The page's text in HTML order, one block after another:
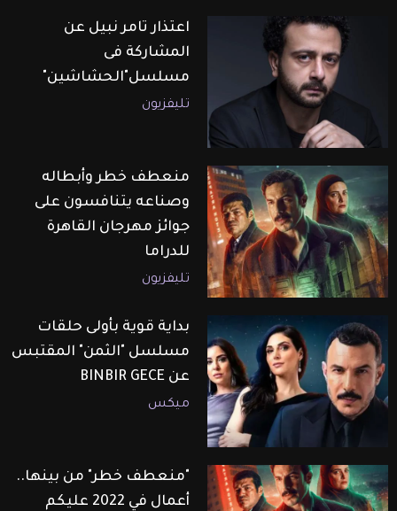
اعتذار تامر نبيل عن
المشاركة فى
مسلسل"الحشاشين"
تليفزيون
منعطف خطر وأبطاله
وصناعه يتنافسون على
جوائز مهرجان القاهرة
للدراما
تليفزيون
بداية قوية بأولى حلقات
مسلسل "الثمن" المقتبس
عن BINBIR GECE
ميكس
"منعطف خطر" من بينها..
أعمال في 2022 عليكم